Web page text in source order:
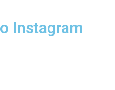
Instagram